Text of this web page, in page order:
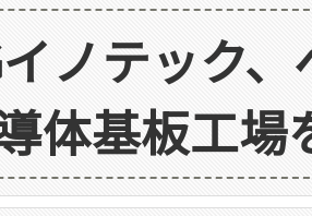
ノテック
体基板工場